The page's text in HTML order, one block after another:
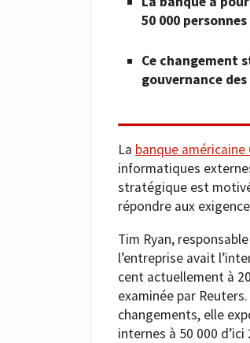
50 000 personnes
Ce changement
gouvernance
La banque
informatiques
stratégique est
répondre aux
Tim Ryan,
l’entreprise avait
cent actuellement à
examinée par
changements, elle
internes à 50 000